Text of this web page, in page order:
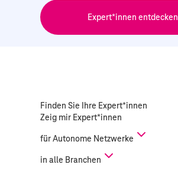
Expert*innen entdecken
Finden Sie Ihre Expert*innen
Zeig mir Expert*innen
fürAutonome Netzwerke
in alle Branchen